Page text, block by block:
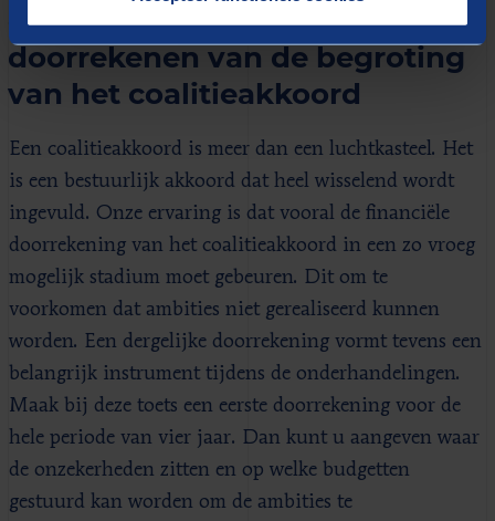
capaciteit voor het
doorrekenen van de begroting
van het coalitieakkoord
Een coalitieakkoord is meer dan een luchtkasteel. Het
is een bestuurlijk akkoord dat heel wisselend wordt
ingevuld. Onze ervaring is dat vooral de financiële
doorrekening van het coalitieakkoord in een zo vroeg
mogelijk stadium moet gebeuren. Dit om te
voorkomen dat ambities niet gerealiseerd kunnen
worden. Een dergelijke doorrekening vormt tevens een
belangrijk instrument tijdens de onderhandelingen.
Maak bij deze toets een eerste doorrekening voor de
hele periode van vier jaar. Dan kunt u aangeven waar
de onzekerheden zitten en op welke budgetten
gestuurd kan worden om de ambities te